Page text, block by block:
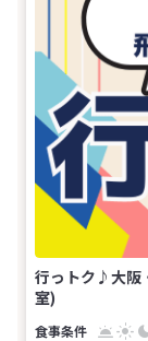
行っトク♪大阪
室)